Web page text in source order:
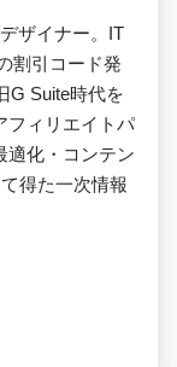
ザイナー。IT
割引コード発
G Suite時代を
フィリエイトパ
適化・コンテン
得た一次情報